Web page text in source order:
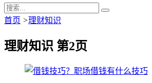
首页 >理财知识
理财知识 第2页